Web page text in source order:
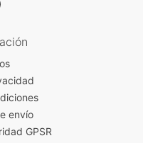
envío
GPSR